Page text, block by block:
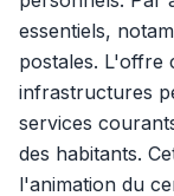
essentiels,
postales. L'offre
infrastructures
services
des habitants.
l'animation du